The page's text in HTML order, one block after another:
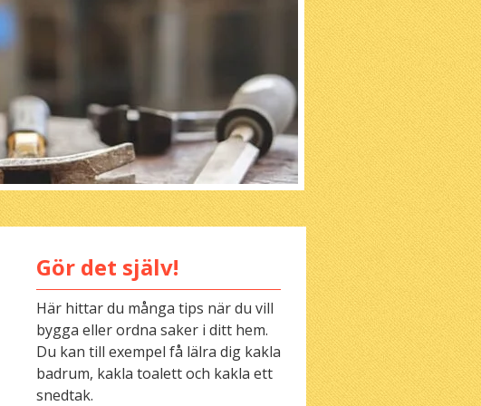
Gör det själv!
Här hittar du många tips när du vill
bygga eller ordna saker i ditt hem.
Du kan till exempel få lälra dig kakla
badrum, kakla toalett och kakla ett
snedtak.